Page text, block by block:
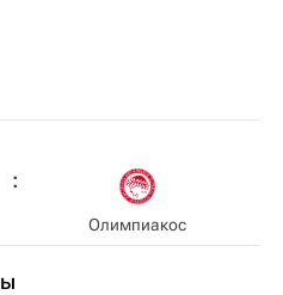
Олимпиакос